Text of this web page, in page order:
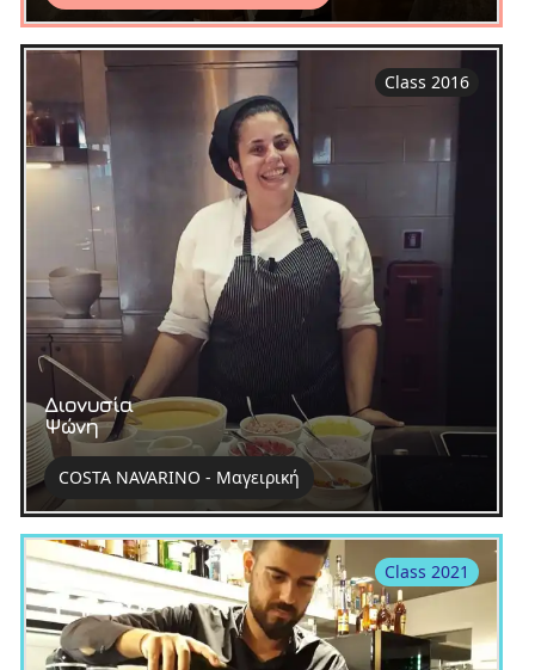
Διονυσία
Ψώνη
Class 2016
COSTA NAVARINO - Μαγειρική
Class 2021